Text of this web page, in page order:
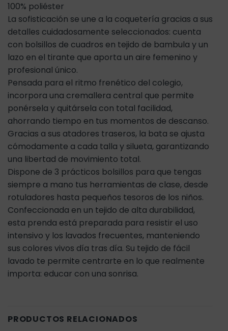
100% poliéster
La sofisticación se une a la coquetería gracias a sus
detalles cuidadosamente seleccionados: cuenta
con bolsillos de cuadros en tejido de bambula y un
lazo en el tirante que aporta un aire femenino y
profesional único.
Pensada para el ritmo frenético del colegio,
incorpora una cremallera central que permite
ponérsela y quitársela con total facilidad,
ahorrando tiempo en tus momentos de descanso.
Gracias a sus atadores traseros, la bata se ajusta
cómodamente a cada talla y silueta, garantizando
una libertad de movimiento total.
Dispone de 3 prácticos bolsillos para que tengas
siempre a mano tus herramientas de clase, desde
rotuladores hasta pequeños tesoros de los niños.
Confeccionada en un tejido de alta durabilidad,
esta prenda está preparada para resistir el uso
intensivo y los lavados frecuentes, manteniendo
sus colores vivos día tras día. Su tejido de fácil
lavado te permite centrarte en lo que realmente
importa: educar con una sonrisa.
PRODUCTOS RELACIONADOS